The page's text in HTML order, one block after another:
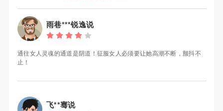
雨巷***锐逸说
通往女人灵魂的通道是阴道！征服女人必须要让她高潮不断，颤抖不
止！
飞**骞说